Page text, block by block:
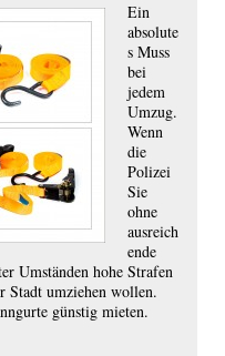
Ein
absolute
s Muss
bei
jedem
Umzug.
Wenn
die
Polizei
Sie
ohne
ausreich
ende
Umständen hohe Strafen
Stadt umziehen wollen.
günstig mieten.